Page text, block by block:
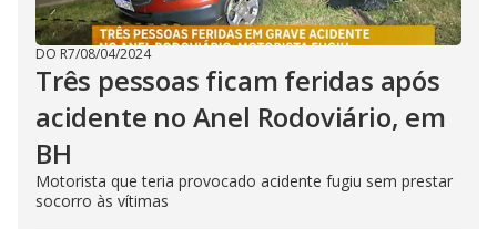
DO R7/08/04/2024
Três pessoas ficam feridas após
acidente no Anel Rodoviário, em
BH
Motorista que teria provocado acidente fugiu sem prestar
socorro às vítimas